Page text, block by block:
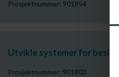
Prosjektnummer: 901854
Utvikle systemer for
Prosjektnummer: 901803